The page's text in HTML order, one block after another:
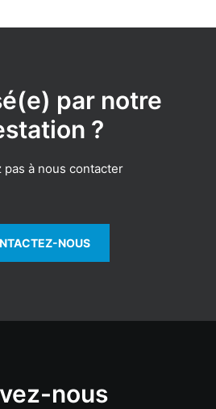
par notre
?
pas à nous contacter
NOUS
nous